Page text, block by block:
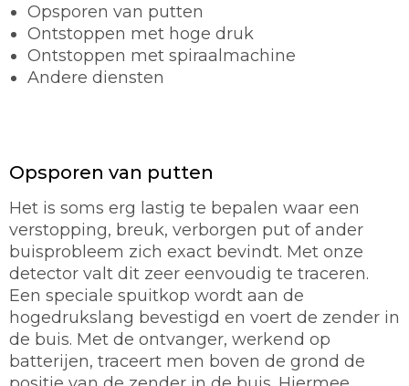
Opsporen van putten
Ontstoppen met hoge druk
Ontstoppen met spiraalmachine
Andere diensten
Opsporen van putten
Het is soms erg lastig te bepalen waar een
verstopping, breuk, verborgen put of ander
buisprobleem zich exact bevindt. Met onze
detector valt dit zeer eenvoudig te traceren.
Een speciale spuitkop wordt aan de
hogedrukslang bevestigd en voert de zender in
de buis. Met de ontvanger, werkend op
batterijen, traceert men boven de grond de